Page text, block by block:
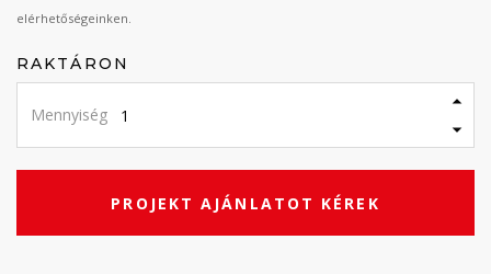
elérhetőségeinken.
RAKTÁRON
Mennyiség
PROJEKT AJÁNLATOT KÉREK